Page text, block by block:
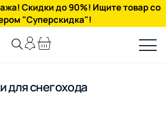
Скидки до 90%! Ищите товар со
"Суперскидка"!
для снегохода